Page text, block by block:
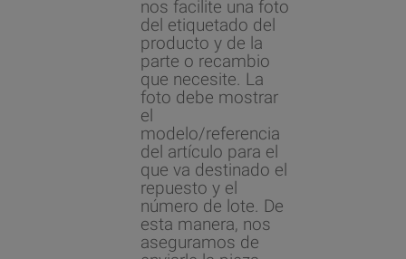
nos facilite una foto
del etiquetado del
producto y de la
parte o recambio
que necesite. La
foto debe mostrar
el
modelo/referencia
del artículo para el
que va destinado el
repuesto y el
número de lote. De
esta manera, nos
aseguramos de